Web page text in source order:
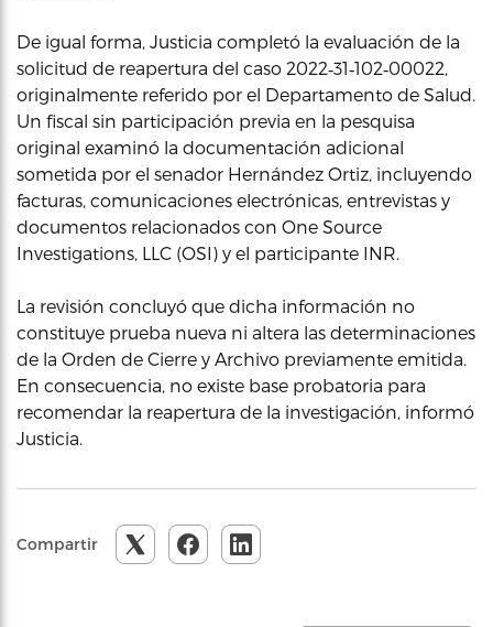
De igual forma, Justicia completó la evaluación de la
solicitud de reapertura del caso 2022‑31‑102‑00022,
originalmente referido por el Departamento de Salud.
Un fiscal sin participación previa en la pesquisa
original examinó la documentación adicional
sometida por el senador Hernández Ortiz, incluyendo
facturas, comunicaciones electrónicas, entrevistas y
documentos relacionados con One Source
Investigations, LLC (OSI) y el participante INR.
La revisión concluyó que dicha información no
constituye prueba nueva ni altera las determinaciones
de la Orden de Cierre y Archivo previamente emitida.
En consecuencia, no existe base probatoria para
recomendar la reapertura de la investigación, informó
Justicia.
Compartir